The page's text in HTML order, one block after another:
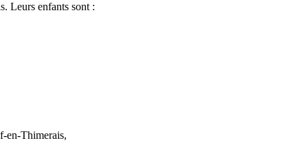
Leurs enfants sont :
Thimerais,